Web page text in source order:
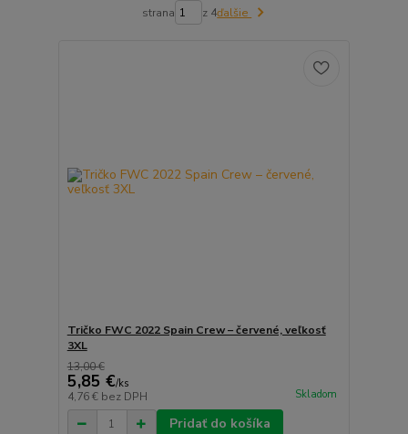
strana z 4ďalšie
Tričko FWC 2022 Spain Crew – červené, veľkosť
3XL
13,00 €
5,85 €/ks
4,76 € bez DPH Skladom
Pridať do košíka